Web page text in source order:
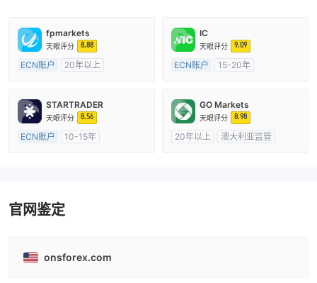
fpmarkets
天眼评分 8.88
ECN账户
20年以上
主标MT4
IC
天眼评分 9.09
ECN账户
15-20年
主标MT4
STARTRADER
天眼评分 8.56
ECN账户
10-15年
GO Markets
天眼评分 8.98
20年以上
澳大利亚监管
官网鉴定
onsforex.com